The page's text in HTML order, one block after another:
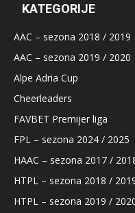
KATEGORIJE
AAC – sezona 2018 / 2019
AAC – sezona 2019 / 2020
Alpe Adria Cup
Cheerleaders
FAVBET Premijer liga
FPL – sezona 2024 / 2025
HAAC – sezona 2017 /
HTPL – sezona 2018 /
HTPL – sezona 2019 /